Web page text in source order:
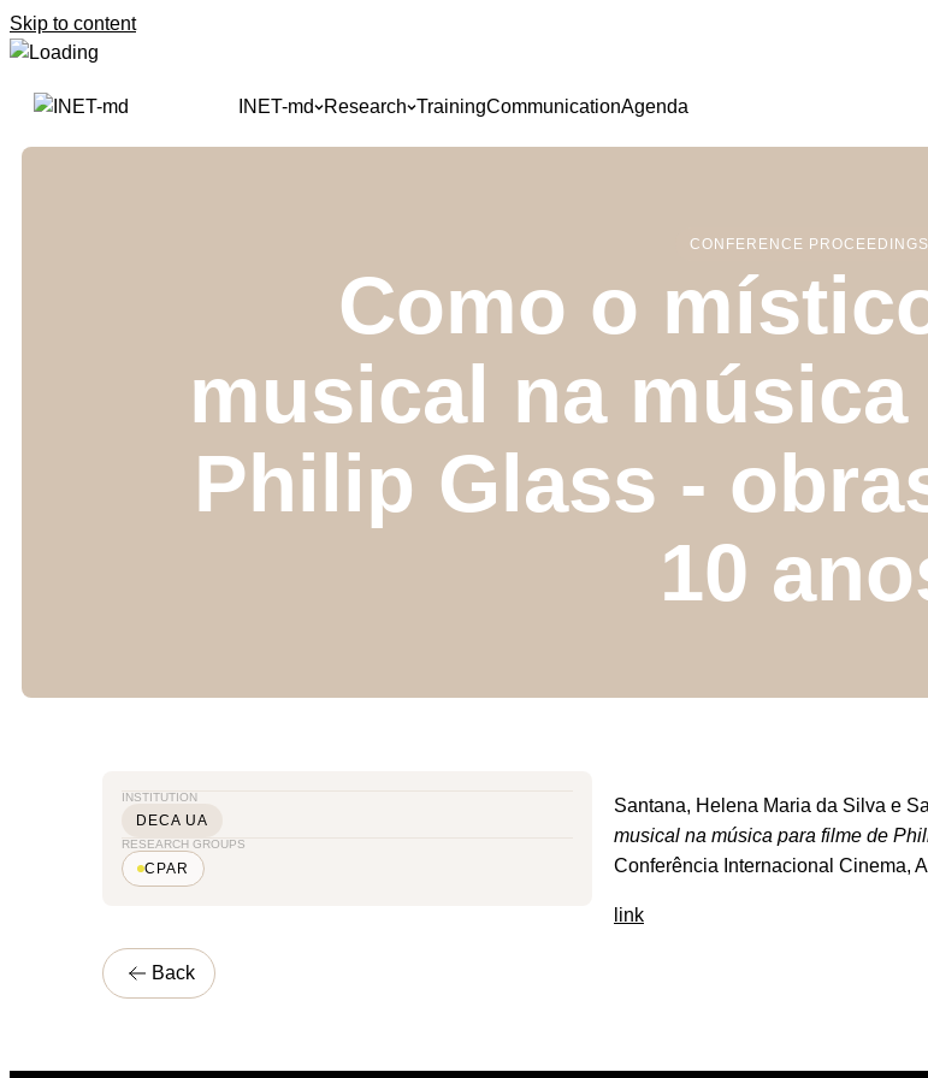
Skip to content
INET-md Research TrainingCommunicationAgenda
CONFERENCE PROCEEDINGS
Como o
musical na
Philip Glass -
10
INSTITUTION
DECA UA
RESEARCH GROUPS
CPAR
Santana, Helena Maria da Silva e
musical na música para filme de
Conferência Internacional Cinema,
link
Back